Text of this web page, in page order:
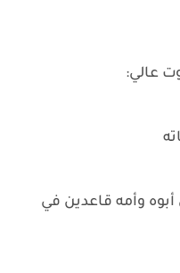
عالي:
وأمه قاعدين في